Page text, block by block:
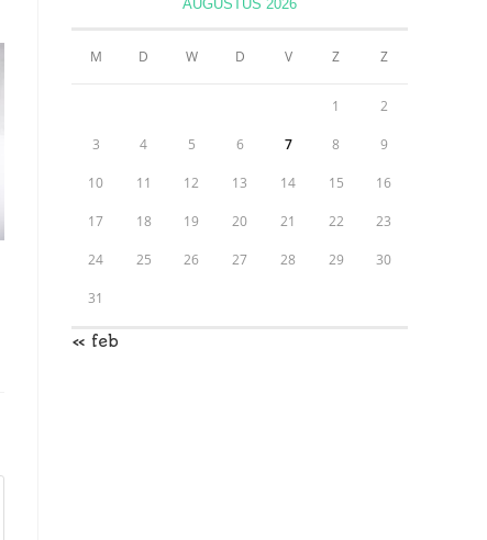
AUGUSTUS 2026
M D W D V Z Z
1 2
3 4 5 6 7 8 9
10 11 12 13 14 15 16
17 18 19 20 21 22 23
24 25 26 27 28 29 30
31
« feb